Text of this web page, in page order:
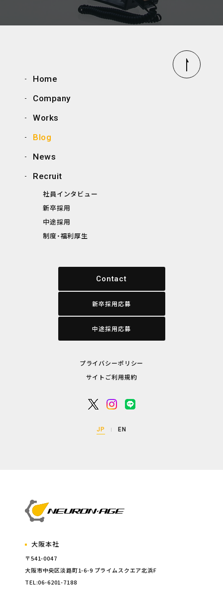
Home
Company
Works
Blog
News
Recruit
社員インタビュー
新卒採用
中途採用
制度・福利厚生
Contact
新卒採用応募
中途採用応募
プライバシーポリシー
サイトご利用規約
JP EN
大阪本社
〒541-0047
大阪市中央区淡路町1-6-9 プライムスクエア北浜F
TEL:06-6201-7188